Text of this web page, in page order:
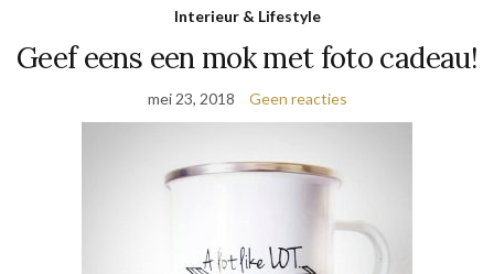
Interieur & Lifestyle
Geef eens een mok met foto cadeau!
mei 23, 2018 Geen reacties